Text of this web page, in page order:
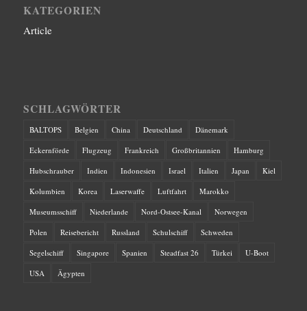
KATEGORIEN
Article
SCHLAGWÖRTER
BALTOPS Belgien China Deutschland
Dänemark
Eckernförde
Flugzeug Frankreich Großbritannien
Hamburg
Hubschrauber
Indien Indonesien Israel Italien Japan
Kiel
Kolumbien
Korea Laserwaffe Luftfahrt
Marokko
Museumsschiff
Niederlande Nord-Ostsee-Kanal
Norwegen
Polen
Reisebericht Russland Schulschiff
Schweden
Segelschiff
Singapore Spanien Steadfast 26 Türkei
U-Boot
USA
Ägypten